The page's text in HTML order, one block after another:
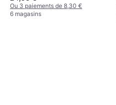
Ou 3 paiements de 8,30 €
6 magasins